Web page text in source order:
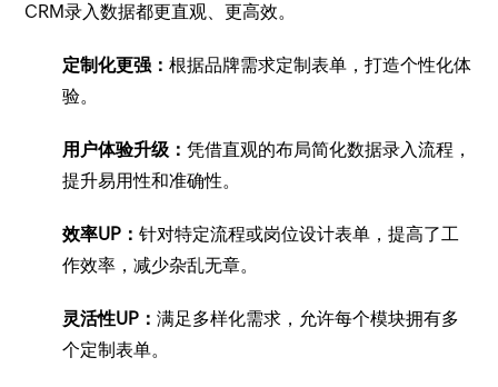
CRM录入数据都更直观、更高效。
定制化更强：根据品牌需求定制表单，打造个性化体
验。
用户体验升级：凭借直观的布局简化数据录入流程，
提升易用性和准确性。
效率UP：针对特定流程或岗位设计表单，提高了工
作效率，减少杂乱无章。
灵活性UP：满足多样化需求，允许每个模块拥有多
个定制表单。